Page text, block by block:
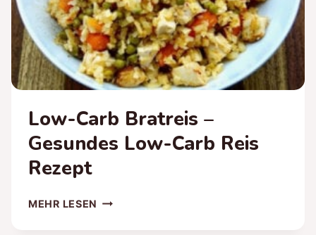
Low-Carb Bratreis –
Gesundes Low-Carb Reis
Rezept
MEHR LESEN LOW-